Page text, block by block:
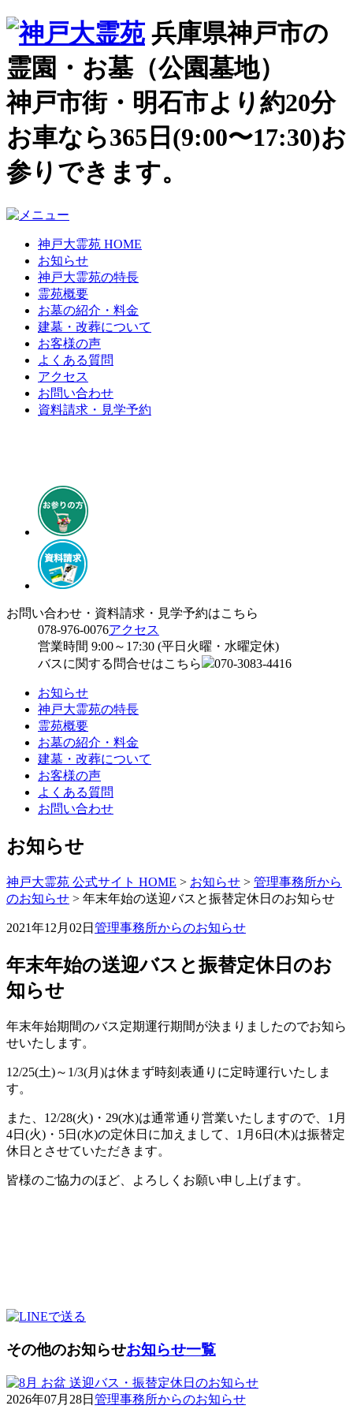
兵庫県神戸市の
霊園・お墓（公園墓地）
神戸市街・明石市より約20分
お車なら365日(9:00〜17:30)お
参りできます。
神戸大霊苑 HOME
お知らせ
神戸大霊苑の特長
霊苑概要
お墓の紹介・料金
建墓・改葬について
お客様の声
よくある質問
アクセス
お問い合わせ
資料請求・見学予約
お問い合わせ・資料請求・見学予約はこちら
078-976-0076アクセス
営業時間 9:00～17:30 (平日火曜・水曜定休)
バスに関する問合せはこちら
070-3083-4416
お知らせ
神戸大霊苑の特長
霊苑概要
お墓の紹介・料金
建墓・改葬について
お客様の声
よくある質問
お問い合わせ
お知らせ
神戸大霊苑 公式サイト HOME > お知らせ > 管理事務所から
のお知らせ > 年末年始の送迎バスと振替定休日のお知らせ
2021年12月02日 管理事務所からのお知らせ
年末年始の送迎バスと振替定休日のお
知らせ
年末年始期間のバス定期運行期間が決まりましたのでお知ら
せいたします。
12/25(土)～1/3(月)は休まず時刻表通りに定時運行いたしま
す。
また、12/28(火)・29(水)は通常通り営業いたしますので、1月
4日(火)・5日(水)の定休日に加えまして、1月6日(木)は振替定
休日とさせていただきます。
皆様のご協力のほど、よろしくお願い申し上げます。
その他のお知らせお知らせ一覧
2026年07月28日 管理事務所からのお知らせ